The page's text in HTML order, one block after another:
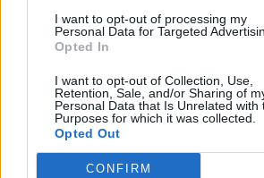
I want to opt-out of processing my
Personal Data for Targeted
Opted In
I want to opt-out of Collection, Use,
Retention, Sale, and/or Sharing of
Personal Data that Is Unrelated with
Purposes for which it was collected.
Opted Out
CONFIRM
Πρόεδρος ο Γαληνός Γιαγλής
την κορυφή της